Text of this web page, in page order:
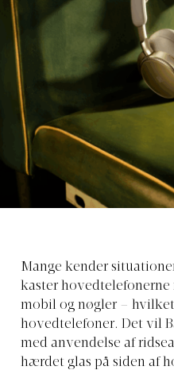
Mange kender
kaster
mobil og nøgler –
hovedtelefoner. Det vil
med anvendelse af
hærdet glas på siden af